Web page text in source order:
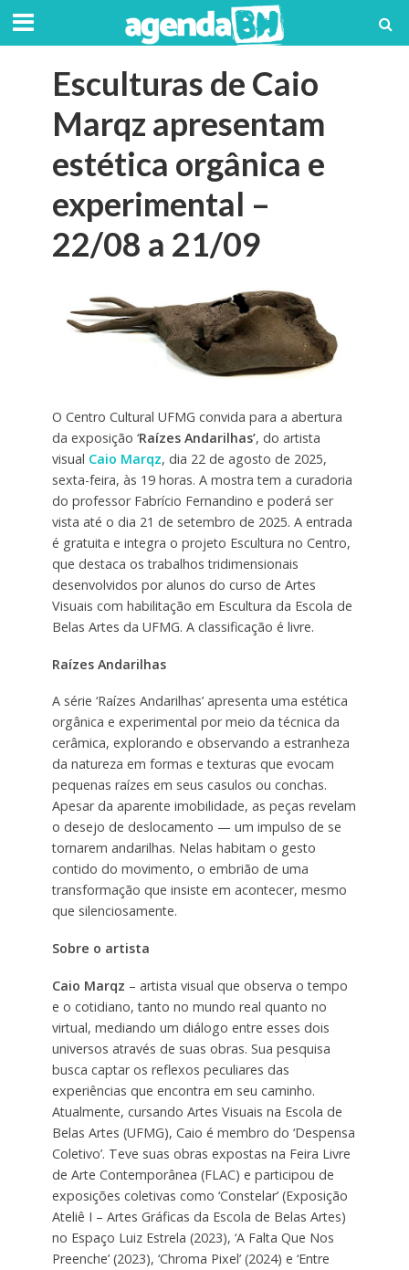
Esculturas de Caio
Marqz apresentam
estética orgânica e
experimental –
22/08 a 21/09
O Centro Cultural UFMG convida para a abertura
da exposição ‘Raízes Andarilhas’, do artista
visual Caio Marqz, dia 22 de agosto de 2025,
sexta-feira, às 19 horas. A mostra tem a curadoria
do professor Fabrício Fernandino e poderá ser
vista até o dia 21 de setembro de 2025. A entrada
é gratuita e integra o projeto Escultura no Centro,
que destaca os trabalhos tridimensionais
desenvolvidos por alunos do curso de Artes
Visuais com habilitação em Escultura da Escola de
Belas Artes da UFMG. A classificação é livre.
Raízes Andarilhas
A série ‘Raízes Andarilhas’ apresenta uma estética
orgânica e experimental por meio da técnica da
cerâmica, explorando e observando a estranheza
da natureza em formas e texturas que evocam
pequenas raízes em seus casulos ou conchas.
Apesar da aparente imobilidade, as peças revelam
o desejo de deslocamento — um impulso de se
tornarem andarilhas. Nelas habitam o gesto
contido do movimento, o embrião de uma
transformação que insiste em acontecer, mesmo
que silenciosamente.
Sobre o artista
Caio Marqz – artista visual que observa o tempo
e o cotidiano, tanto no mundo real quanto no
virtual, mediando um diálogo entre esses dois
universos através de suas obras. Sua pesquisa
busca captar os reflexos peculiares das
experiências que encontra em seu caminho.
Atualmente, cursando Artes Visuais na Escola de
Belas Artes (UFMG), Caio é membro do ‘Despensa
Coletivo’. Teve suas obras expostas na Feira Livre
de Arte Contemporânea (FLAC) e participou de
exposições coletivas como ‘Constelar’ (Exposição
Ateliê I – Artes Gráficas da Escola de Belas Artes)
no Espaço Luiz Estrela (2023), ‘A Falta Que Nos
Preenche’ (2023), ‘Chroma Pixel’ (2024) e ‘Entre